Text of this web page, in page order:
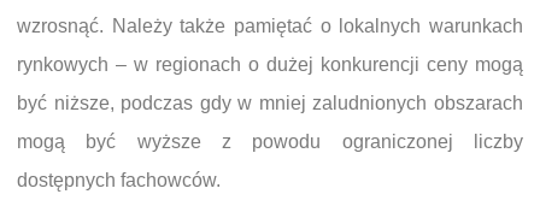
wzrosnąć. Należy także pamiętać o lokalnych warunkach
rynkowych – w regionach o dużej konkurencji ceny mogą
być niższe, podczas gdy w mniej zaludnionych obszarach
mogą być wyższe z powodu ograniczonej liczby
dostępnych fachowców.